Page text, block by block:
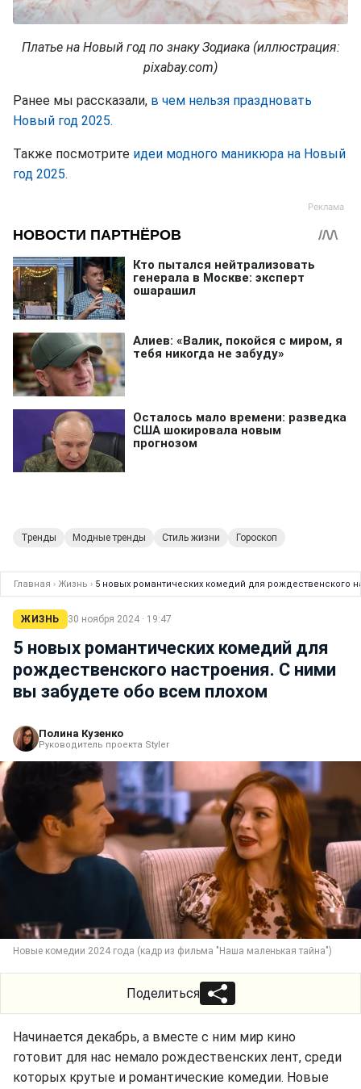
Платье на Новый год по знаку Зодиака (иллюстрация:
pixabay.com)
Ранее мы рассказали, в чем нельзя праздновать
Новый год 2025.
Также посмотрите идеи модного маникюра на Новый
год 2025.
Тренды Модные тренды Стиль жизни Гороскоп
Главная › Жизнь › 5 новых романтических комедий для рождественского
ЖИЗНЬ 30 ноября 2024 · 19:47
5 новых романтических комедий для
рождественского настроения. С ними
вы забудете обо всем плохом
Полина Кузенко
Руководитель проекта Styler
Новые комедии 2024 года (кадр из фильма "Наша маленькая тайна")
Поделиться
Начинается декабрь, а вместе с ним мир кино
готовит для нас немало рождественских лент, среди
которых крутые и романтические комедии. Новые